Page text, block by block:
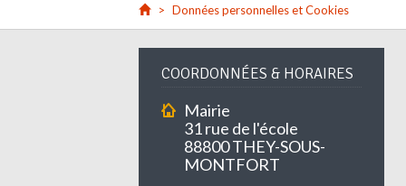
Données personnelles et Cookies
COORDONNÉES & HORAIRES
Mairie
31 rue de l'école
88800 THEY-SOUS-
MONTFORT